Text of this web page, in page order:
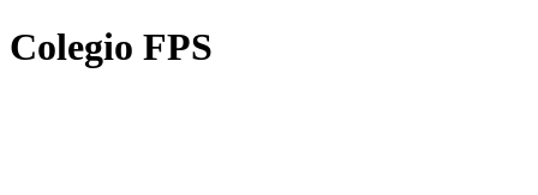
Colegio FPS